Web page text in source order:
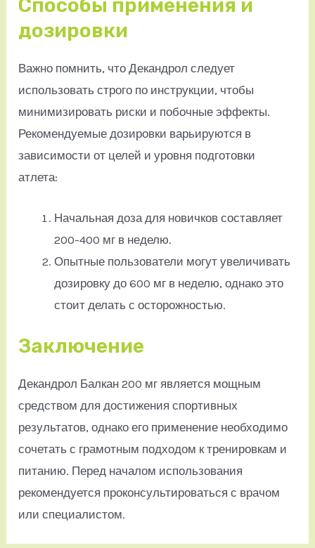
Способы применения и
дозировки
Важно помнить, что Декандрол следует
использовать строго по инструкции, чтобы
минимизировать риски и побочные эффекты.
Рекомендуемые дозировки варьируются в
зависимости от целей и уровня подготовки
атлета:
Начальная доза для новичков составляет
200-400 мг в неделю.
Опытные пользователи могут увеличивать
дозировку до 600 мг в неделю, однако это
стоит делать с осторожностью.
Заключение
Декандрол Балкан 200 мг является мощным
средством для достижения спортивных
результатов, однако его применение необходимо
сочетать с грамотным подходом к тренировкам и
питанию. Перед началом использования
рекомендуется проконсультироваться с врачом
или специалистом.